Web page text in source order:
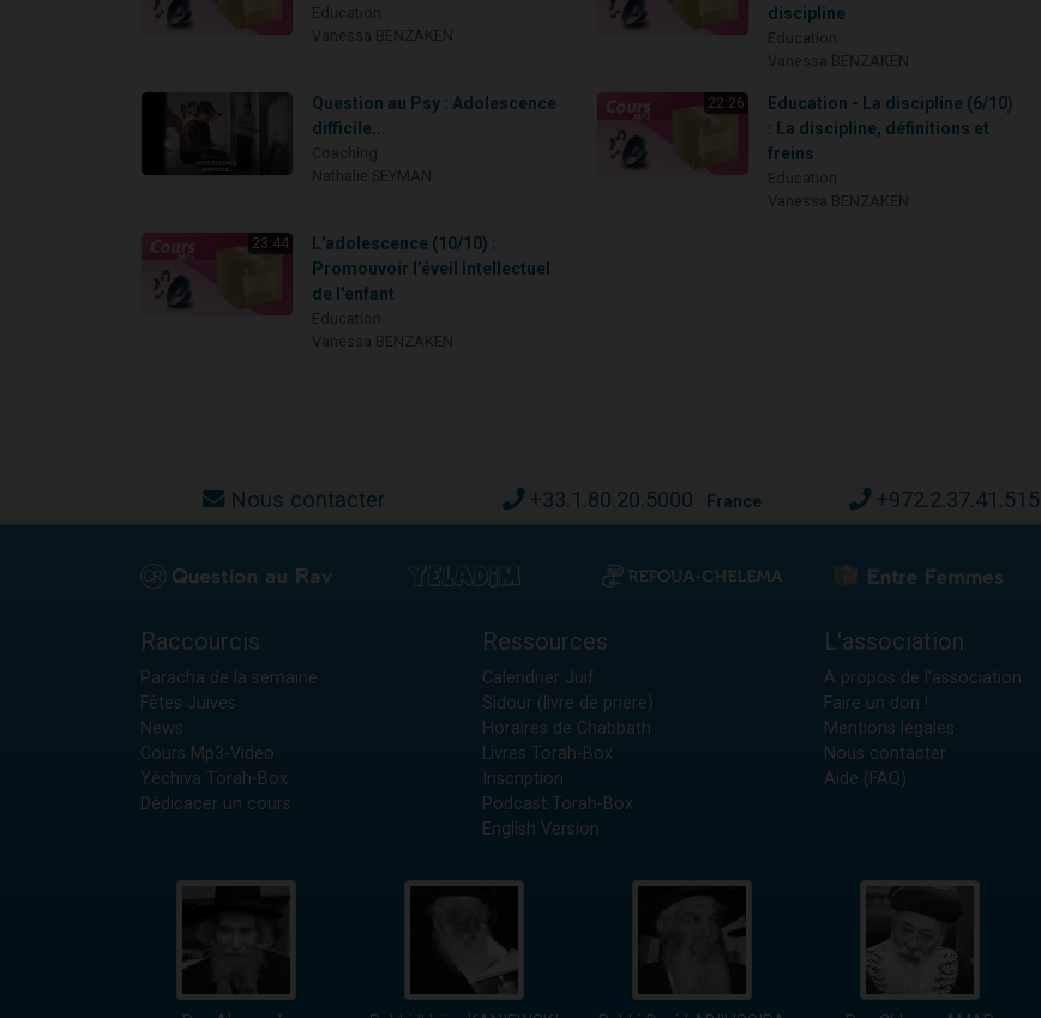
discipline
Question au Psy : Adolescence
difficile...
22:26
Education - La discipline (6/10)
: La discipline, définitions et
freins
23:44
L'adolescence (10/10) :
Promouvoir l’éveil intellectuel
de l'enfant
Nous contacter +33.1.80.20.5000 France +972.2.37.41.515
Raccourcis
Paracha de la semaine
Fêtes Juives
News
Cours Mp3-Vidéo
Yéchiva Torah-Box
Dédicacer un cours
Ressources
Calendrier Juif
Sidour (livre de prière)
Horaires de Chabbath
Livres Torah-Box
Inscription
Podcast Torah-Box
English Version
L'association
A propos de l'association
Faire un don !
Mentions légales
Nous contacter
Aide (FAQ)